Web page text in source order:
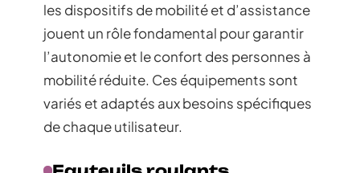
les dispositifs de mobilité et d’assistance
jouent un rôle fondamental pour garantir
l’autonomie et le confort des personnes à
mobilité réduite. Ces équipements sont
variés et adaptés aux besoins spécifiques
de chaque utilisateur.